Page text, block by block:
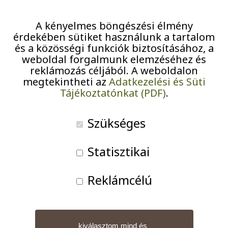
század
A könyv szereplői nagyon sokat mondanak el arról,
tudták azt túlélni ezen a tájon. Személyes
képességekkel? Szerencsével? Hasznos
kapcsolatokkal? Erős lélekkel vagy fizikummal?
lakik ugyanott, ahol a portréalanyai, ezért is tud
A kényelmes böngészési élmény
érdekében sütiket használunk a tartalom
és a közösségi funkciók biztosításához, a
weboldal forgalmunk elemzéséhez és
reklámozás céljából. A weboldalon
megtekintheti az Adatkezelési és Süti
Tájékoztatónkat (PDF).
Szükséges
Statisztikai
Reklámcélú
kiválasztom mind és
Járványügyi intézkedések